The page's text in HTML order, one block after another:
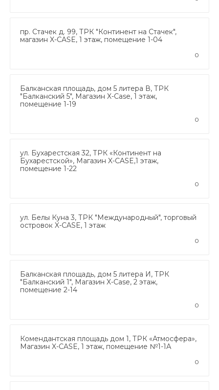
пр. Стачек д. 99, ТРК "Континент на Стачек",
магазин X-CASE, 1 этаж, помещение 1-04
0
Балканская площадь, дом 5 литера В, ТРК
"Балканский 5", Магазин X-Case, 1 этаж,
помещение 1-19
0
ул. Бухарестская 32, ТРК «Континент на
Бухарестской», Магазин X-CASE,1 этаж,
помещение 1-22
0
ул. Белы Куна 3, ТРК "Международный", торговый
островок X-CASE, 1 этаж
0
Балканская площадь, дом 5 литера И, ТРК
"Балканский 1", Магазин X-Case, 2 этаж,
помещение 2-14
0
Комендантская площадь дом 1, ТРК «Атмосфера»,
Магазин X-CASE, 1 этаж, помещение №1-1А
0